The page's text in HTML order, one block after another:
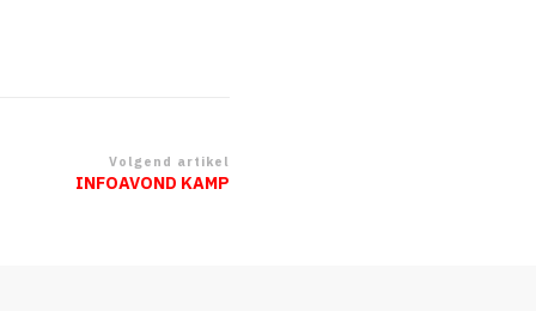
Volgend artikel
INFOAVOND KAMP